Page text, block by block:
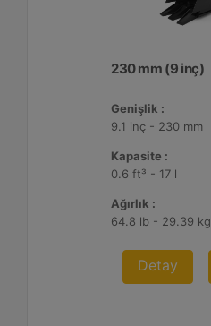
230 mm (9 inç)
Genişlik :
9.1 inç - 230 mm
Kapasite :
0.6 ft³ - 17 l
Ağırlık :
64.8 lb - 29.39 kg
Detay